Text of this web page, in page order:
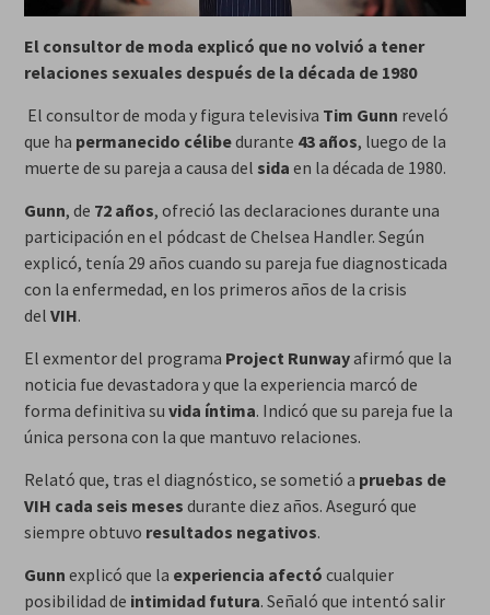
El consultor de moda explicó que no volvió a tener
relaciones sexuales después de la década de 1980
El consultor de moda y figura televisiva Tim Gunn reveló
que ha permanecido célibedurante 43 años, luego de la
muerte de su pareja a causa del sida en la década de 1980.
Gunn, de 72 años, ofreció las declaraciones durante una
participación en el pódcast de Chelsea Handler. Según
explicó, tenía 29 años cuando su pareja fue diagnosticada
con la enfermedad, en los primeros años de la crisis
del VIH.
El exmentor del programa Project Runwayafirmó que la
noticia fue devastadora y que la experiencia marcó de
forma definitiva su vida íntima. Indicó que su pareja fue la
única persona con la que mantuvo relaciones.
Relató que, tras el diagnóstico, se sometió a pruebas de
VIH cada seis meses durante diez años. Aseguró que
siempre obtuvo resultados negativos.
Gunn explicó que la experiencia afectó cualquier
posibilidad de intimidad futura. Señaló que intentó salir